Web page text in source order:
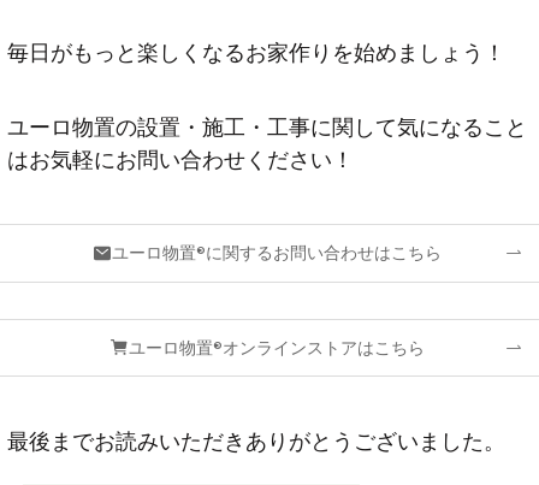
毎日がもっと楽しくなるお家作りを始めましょう！
ユーロ物置の設置・施工・工事に関して気になること
はお気軽にお問い合わせください！
ユーロ物置®に関するお問い合わせはこちら
ユーロ物置®オンラインストアはこちら
最後までお読みいただきありがとうございました。